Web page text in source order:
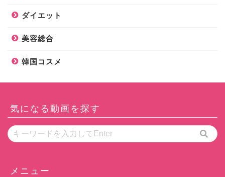
ダイエット
美容総合
韓国コスメ
気になる動画を探す
メニュー